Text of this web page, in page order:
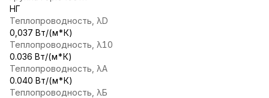
НГ
Теплопроводность, λD
0,037 Вт/(м*К)
Теплопроводность, λ10
0.036 Вт/(м*К)
Теплопроводность, λА
0.040 Вт/(м*К)
Теплопроводность, λБ